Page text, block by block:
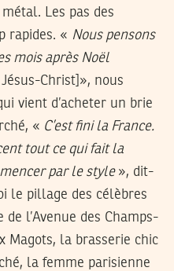
Les pas des
rapides. « Nous pensons
mois après Noël
Christ]», nous
vient d’acheter un brie
« C’est fini la France.
tout ce qui fait la
par le style», dit-
le pillage des célèbres
l’Avenue des Champs-
Magots, la brasserie chic
la femme parisienne